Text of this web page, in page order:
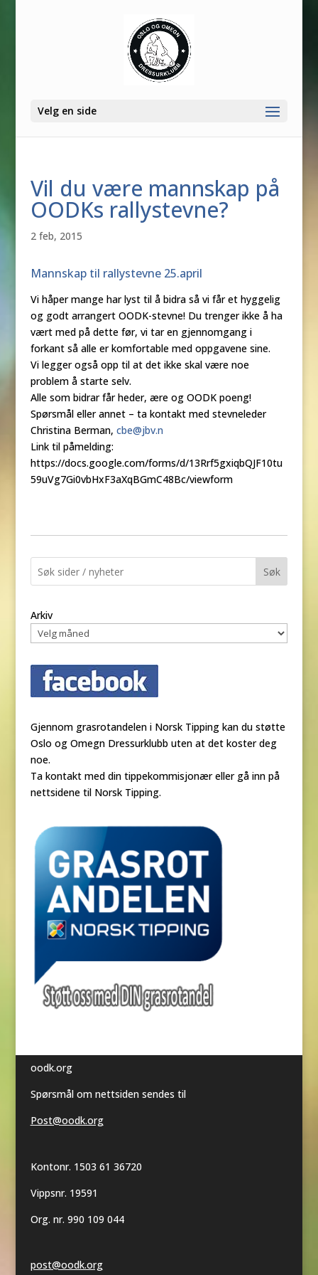
Velg en side
Vil du være mannskap på
OODKs rallystevne?
2 feb, 2015
Mannskap til rallystevne 25.april
Vi håper mange har lyst til å bidra så vi får et hyggelig
og godt arrangert OODK-stevne! Du trenger ikke å ha
vært med på dette før, vi tar en gjennomgang i
forkant så alle er komfortable med oppgavene sine.
Vi legger også opp til at det ikke skal være noe
problem å starte selv.
Alle som bidrar får heder, ære og OODK poeng!
Spørsmål eller annet – ta kontakt med stevneleder
Christina Berman, cbe@jbv.n
Link til påmelding:
https://docs.google.com/forms/d/13Rrf5gxiqbQJF10tu
59uVg7Gi0vbHxF3aXqBGmC48Bc/viewform
Søk
Arkiv
Gjennom grasrotandelen i Norsk Tipping kan du støtte
Oslo og Omegn Dressurklubb uten at det koster deg
noe.
Ta kontakt med din tippekommisjonær eller gå inn på
nettsidene til Norsk Tipping.
oodk.org
Spørsmål om nettsiden sendes til
Post@oodk.org
Kontonr. 1503 61 36720
Vippsnr. 19591
Org. nr. 990 109 044
post@oodk.org